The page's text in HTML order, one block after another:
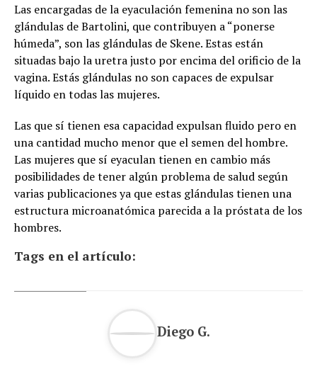
Las encargadas de la eyaculación femenina no son las
glándulas de Bartolini, que contribuyen a “ponerse
húmeda”, son las glándulas de Skene. Estas están
situadas bajo la uretra justo por encima del orificio de la
vagina. Estás glándulas no son capaces de expulsar
líquido en todas las mujeres.
Las que sí tienen esa capacidad expulsan fluido pero en
una cantidad mucho menor que el semen del hombre.
Las mujeres que sí eyaculan tienen en cambio más
posibilidades de tener algún problema de salud según
varias publicaciones ya que estas glándulas tienen una
estructura microanatómica parecida a la próstata de los
hombres.
Tags en el artículo:
Diego G.